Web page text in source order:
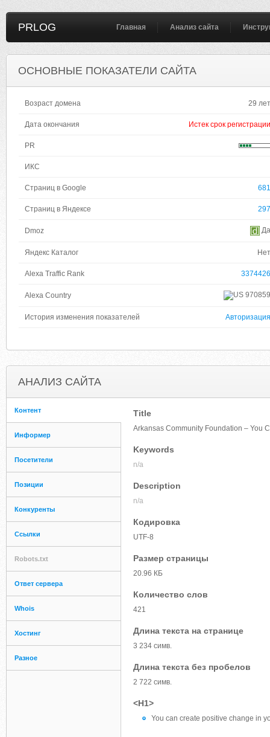
PRLOG Главная Анализ сайта
ОСНОВНЫЕ ПОКАЗАТЕЛИ САЙТА
Возраст домена 29 лет
Дата окончания Истек срок регистрации
PR
ИКС
Страниц в Google 681
Страниц в Яндексе 297
Dmoz Да
Яндекс Каталог Нет
Alexa Traffic Rank 3374426
Alexa Country 970859
История изменения показателей Авторизация
АНАЛИЗ САЙТА
Контент
Информер
Посетители
Позиции
Конкуренты
Ссылки
Robots.txt
Ответ сервера
Whois
Хостинг
Разное
Title
Arkansas Community Foundation – You
Keywords
n/a
Description
n/a
Кодировка
UTF-8
Размер страницы
20.96 КБ
Количество слов
421
Длина текста на странице
3 234 симв.
Длина текста без пробелов
2 722 симв.
<H1>
You can create positive change in